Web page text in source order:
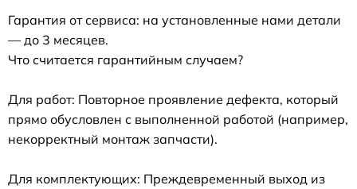
Гарантия от сервиса: на установленные нами детали
— до 3 месяцев.
Что считается гарантийным случаем?
Для работ: Повторное проявление дефекта, который
прямо обусловлен с выполненной работой (например,
некорректный монтаж запчасти).
Для комплектующих: Преждевременный выход из